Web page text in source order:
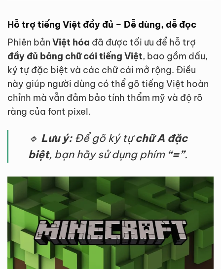
Hỗ trợ tiếng Việt đầy đủ – Dễ dùng, dễ đọc
Phiên bản Việt hóa đã được tối ưu để hỗ trợ
đầy đủ bảng chữ cái tiếng Việt, bao gồm dấu,
ký tự đặc biệt và các chữ cái mở rộng. Điều
này giúp người dùng có thể gõ tiếng Việt hoàn
chỉnh mà vẫn đảm bảo tính thẩm mỹ và độ rõ
ràng của font pixel.
🔹 Lưu ý:Để gõ ký tựchữ A đặc
biệt, bạn hãy sử dụng phím “=”.